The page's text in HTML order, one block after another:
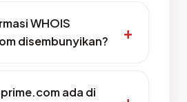
WHOIS
disembunyikan?
ada di